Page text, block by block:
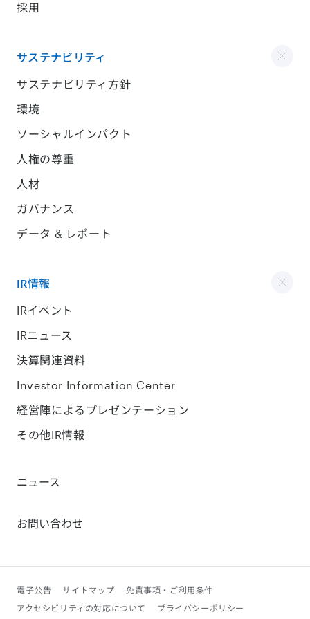
採用
サステナビリティ
サステナビリティ方針
環境
ソーシャルインパクト
人権の尊重
人材
ガバナンス
データ & レポート
IR情報
IRイベント
IRニュース
決算関連資料
Investor Information Center
経営陣によるプレゼンテーション
その他IR情報
ニュース
お問い合わせ
電子公告 サイトマップ
免責事項・ご利用条件
アクセシビリティの対応について
プライバシーポリシー